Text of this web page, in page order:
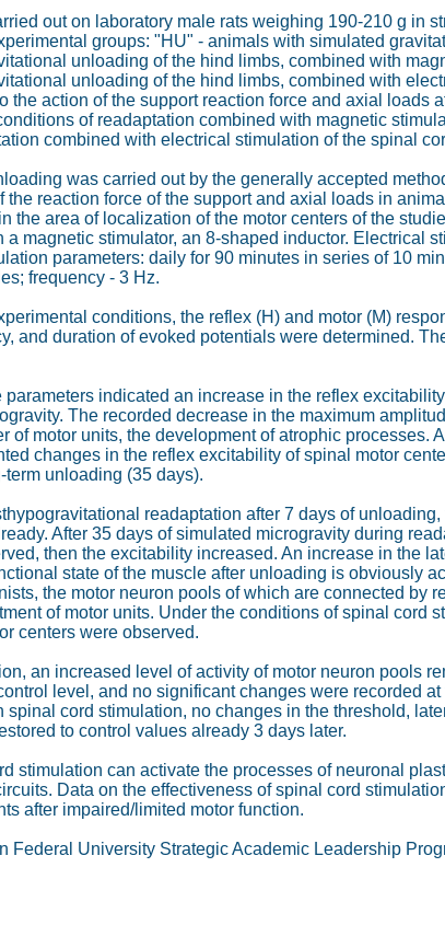
out on laboratory male rats weighing 190-210 g in
groups: "HU" - animals with simulated
unloading of the hind limbs, combined with
unloading of the hind limbs, combined with
the action of the support reaction force and axial loads
of readaptation combined with magnetic
combined with electrical stimulation of the spinal
was carried out by the generally accepted
the reaction force of the support and axial loads in
the area of localization of the motor centers of the
a magnetic stimulator, an 8-shaped inductor. Electrical
parameters: daily for 90 minutes in series of 10
frequency - 3 Hz.
conditions, the reflex (H) and motor (M)
and duration of evoked potentials were determined.
indicated an increase in the reflex
The recorded decrease in the maximum
of motor units, the development of atrophic
changes in the reflex excitability of spinal motor
unloading (35 days).
readaptation after 7 days of
After 35 days of simulated microgravity during
then the excitability increased. An increase in the
state of the muscle after unloading is obviously
the motor neuron pools of which are connected by
of motor units. Under the conditions of spinal cord
centers were observed.
an increased level of activity of motor neuron pools
level, and no significant changes were recorded
spinal cord stimulation, no changes in the threshold,
to control values already 3 days later.
stimulation can activate the processes of neuronal
Data on the effectiveness of spinal cord
after impaired/limited motor function.
Federal University Strategic Academic Leadership